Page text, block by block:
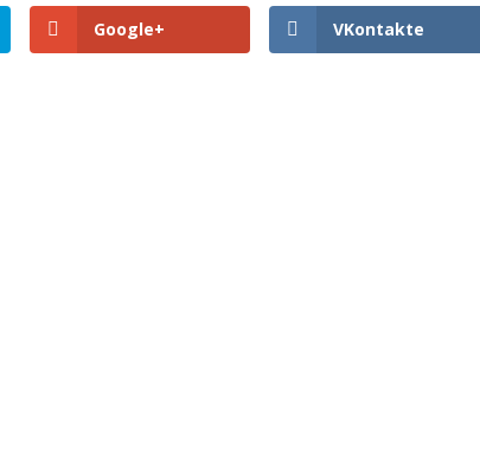
Google+ VKontakte